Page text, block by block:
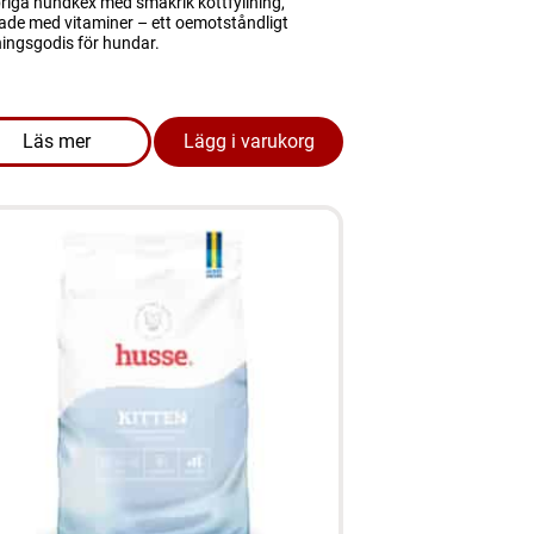
Control 2 KG bäst före 04.07.2026
med vitaminer – ett oemotståndligt
för hundar.
Läs mer
om produkten Hundgodis - Rollies 500 gram
Lägg i varukorg